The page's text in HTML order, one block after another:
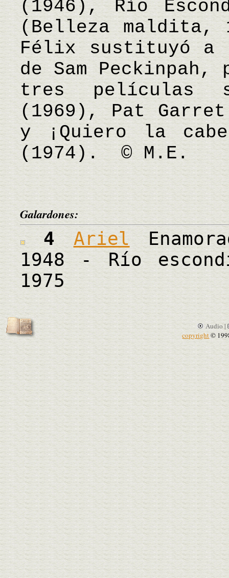
(1946), Río
(Belleza maldita,
Félix sustituyó a
de Sam
tres películas
(1969), Pat
y ¡Quiero la
(1974). © M.E.
Galardones:
4 Ariel
1948 - Río
1975
Audio |
copyright©